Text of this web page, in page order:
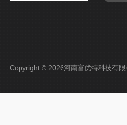
Copyright © 2026河南富优特科技有